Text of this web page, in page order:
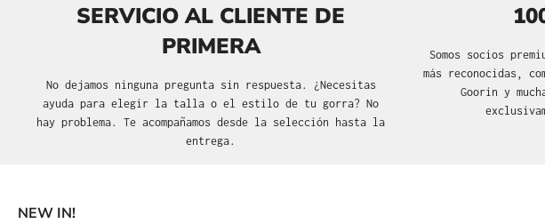
SERVICIO AL CLIENTE DE
PRIMERA
No dejamos ninguna pregunta sin respuesta. ¿Necesitas
ayuda para elegir la talla o el estilo de tu gorra? No
hay problema. Te acompañamos desde la selección hasta la
entrega.
Somos socios
más reconocidas,
Goorin y
NEW IN!